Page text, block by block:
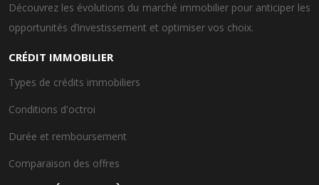
Découvrez les évolutions du marché immobilier pour anticiper les
opportunités d’investissement et optimiser vos choix.
CRÉDIT IMMOBILIER
Types de crédits immobiliers
Conditions d'octroi
Durée et remboursement
Comparaison des offres